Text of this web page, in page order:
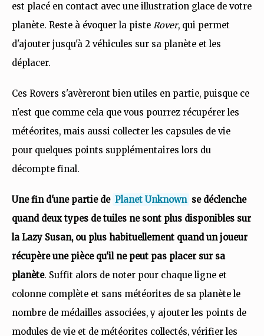
est placé en contact avec une illustration glace de votre
planète. Reste à évoquer la piste Rover, qui permet
d'ajouter jusqu'à 2 véhicules sur sa planète et les
déplacer.
Ces Rovers s'avèreront bien utiles en partie, puisque ce
n'est que comme cela que vous pourrez récupérer les
météorites, mais aussi collecter les capsules de vie
pour quelques points supplémentaires lors du
décompte final.
Une fin d'une partie de Planet Unknown se déclenche
quand deux types de tuiles ne sont plus disponibles sur
la Lazy Susan, ou plus habituellement quand un joueur
récupère une pièce qu'il ne peut pas placer sur sa
planète. Suffit alors de noter pour chaque ligne et
colonne complète et sans météorites de sa planète le
nombre de médailles associées, y ajouter les points de
modules de vie et de météorites collectés, vérifier les